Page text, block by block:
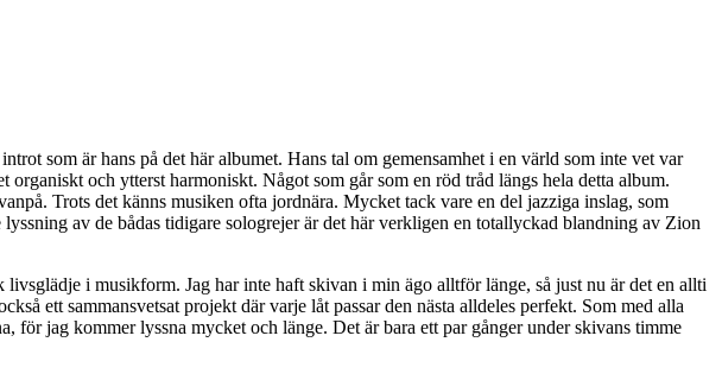
som är hans på det här albumet. Hans tal om gemensamhet i en värld som inte vet var
och ytterst harmoniskt. Något som går som en röd tråd längs hela detta album.
Trots det känns musiken ofta jordnära. Mycket tack vare en del jazziga inslag, som
av de bådas tidigare sologrejer är det här verkligen en totallyckad blandning av Zion
i musikform. Jag har inte haft skivan i min ägo alltför länge, så just nu är det en allti
ett sammansvetsat projekt där varje låt passar den nästa alldeles perfekt. Som med alla
jag kommer lyssna mycket och länge. Det är bara ett par gånger under skivans timme